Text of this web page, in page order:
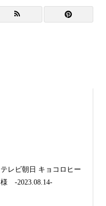
テレビ朝日 キョコロヒー
様 -2023.08.14-